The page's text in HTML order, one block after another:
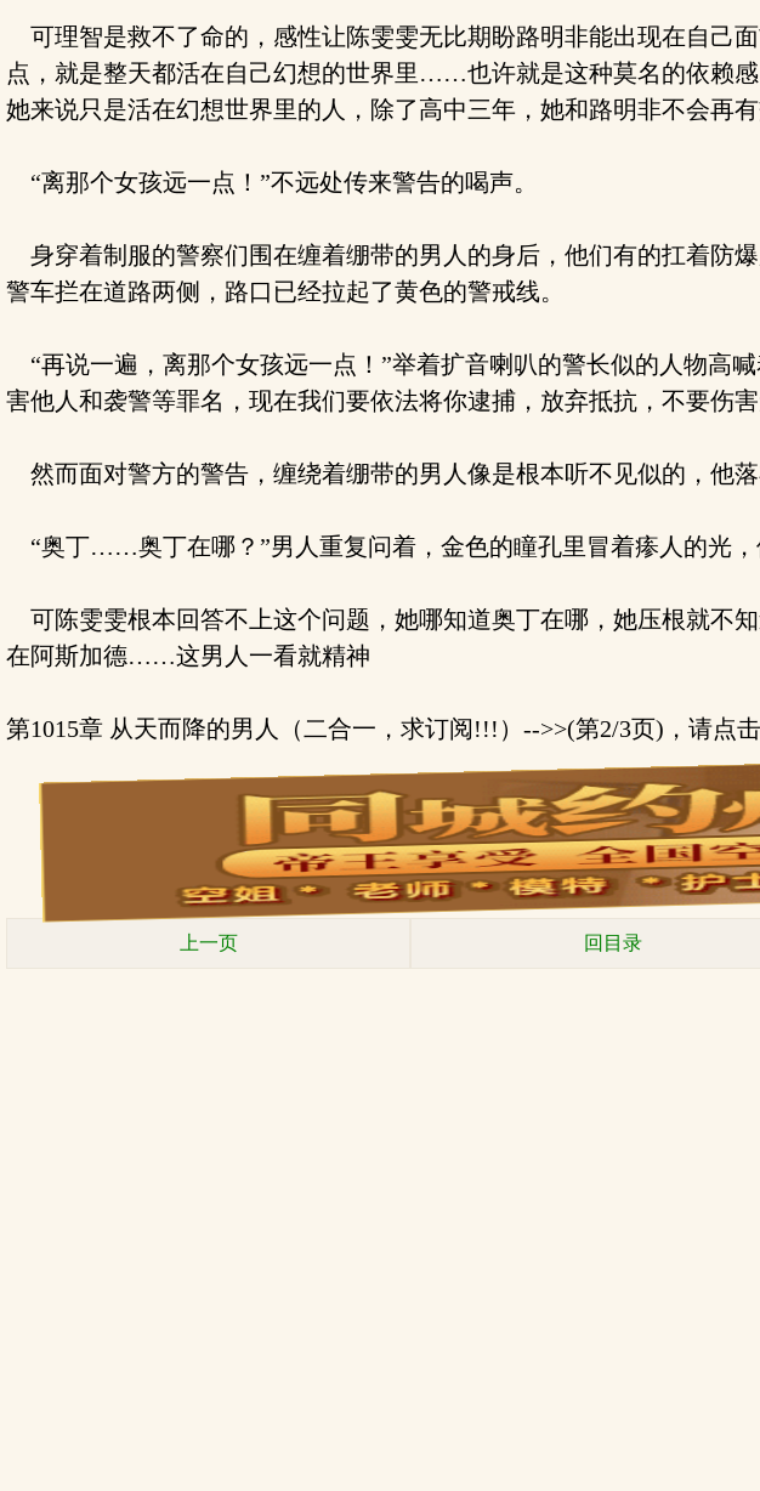
可理智是救不了命的，感性让陈雯雯无比期盼路明非能出现在自己
点，就是整天都活在自己幻想的世界里……也许就是这种莫名的依赖
她来说只是活在幻想世界里的人，除了高中三年，她和路明非不会再
“离那个女孩远一点！”不远处传来警告的喝声。
身穿着制服的警察们围在缠着绷带的男人的身后，他们有的扛着防
警车拦在道路两侧，路口已经拉起了黄色的警戒线。
“再说一遍，离那个女孩远一点！”举着扩音喇叭的警长似的人物高
害他人和袭警等罪名，现在我们要依法将你逮捕，放弃抵抗，不要伤
然而面对警方的警告，缠绕着绷带的男人像是根本听不见似的，他
“奥丁……奥丁在哪？”男人重复问着，金色的瞳孔里冒着瘆人的光，
可陈雯雯根本回答不上这个问题，她哪知道奥丁在哪，她压根就不
在阿斯加德……这男人一看就精神
第1015章 从天而降的男人（二合一，求订阅!!!）-->>(第2/3页)，请点
上一页 回目录